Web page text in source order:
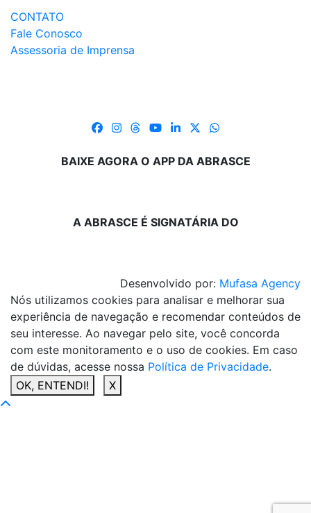
CONTATO
Fale Conosco
Assessoria de Imprensa
BAIXE AGORA O APP DA ABRASCE
A ABRASCE É SIGNATÁRIA DO
Desenvolvido por: Mufasa Agency
Nós utilizamos cookies para analisar e melhorar sua
experiência de navegação e recomendar conteúdos de
seu interesse. Ao navegar pelo site, você concorda
com este monitoramento e o uso de cookies. Em caso
de dúvidas, acesse nossa Política de Privacidade.
OK, ENTENDI!
X